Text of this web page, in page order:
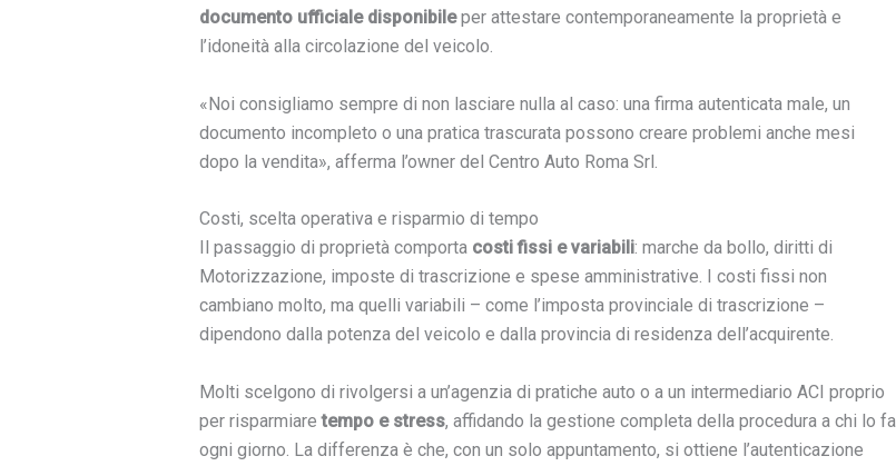
documento ufficiale disponibileper attestare contemporaneamente la proprietà e
l’idoneità alla circolazione del veicolo.
«Noi consigliamo sempre di non lasciare nulla al caso: una firma autenticata male, un
documento incompleto o una pratica trascurata possono creare problemi anche mesi
dopo la vendita», afferma l’owner del Centro Auto Roma Srl.
Costi, scelta operativa e risparmio di tempo
Il passaggio di proprietà comporta costi fissi e variabili: marche da bollo, diritti di
Motorizzazione, imposte di trascrizione e spese amministrative. I costi fissi non
cambiano molto, ma quelli variabili – come l’imposta provinciale di trascrizione –
dipendono dalla potenza del veicolo e dalla provincia di residenza dell’acquirente.
Molti scelgono di rivolgersi a un’agenzia di pratiche auto o a un intermediario ACI proprio
per risparmiaretempo e stress, affidando la gestione completa della procedura a chi lo fa
ogni giorno. La differenza è che, con un solo appuntamento, si ottiene l’autenticazione